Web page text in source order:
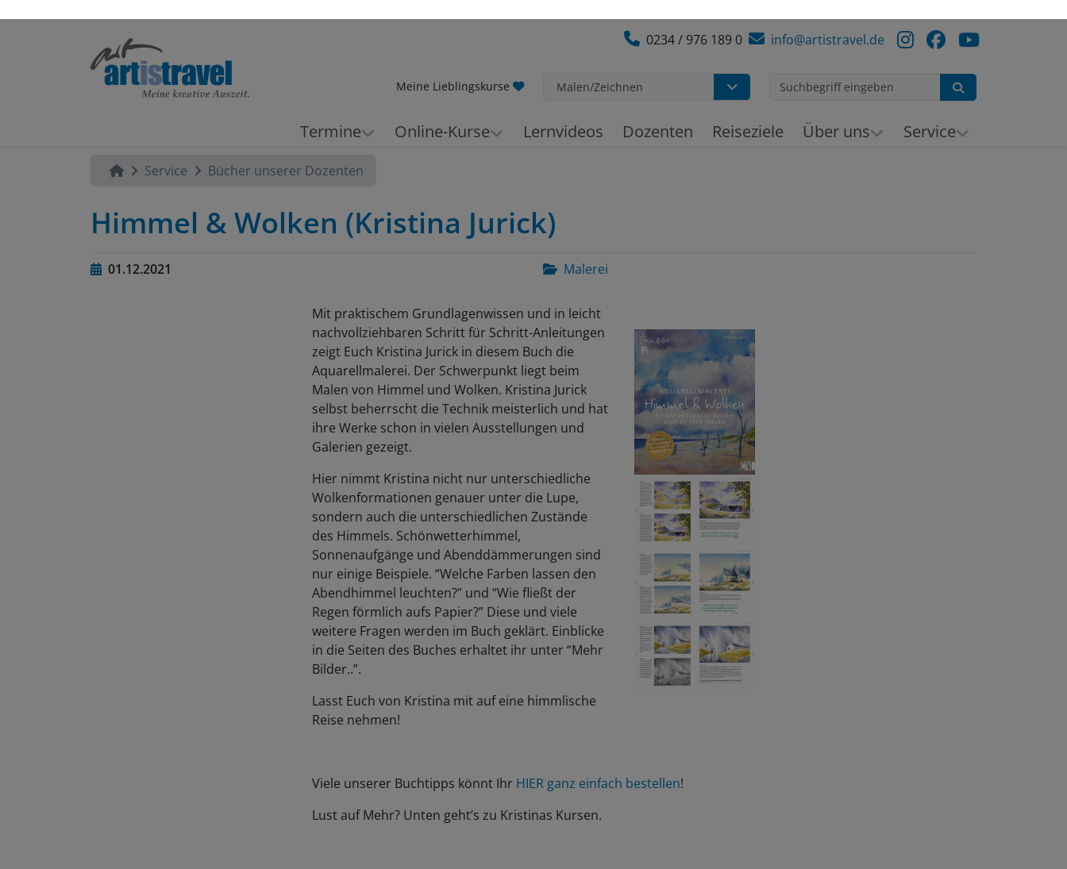
0234 / 976 189 0 info@artistravel.de
Service Bücher unserer Dozenten
Himmel & Wolken (Kristina Jurick)
01.12.2021 Malerei
Mit praktischem Grundlagenwissen und in leicht
nachvollziehbaren Schritt für Schritt-Anleitungen
zeigt Euch Kristina Jurick in diesem Buch die
Aquarellmalerei. Der Schwerpunkt liegt beim
Malen von Himmel und Wolken. Kristina Jurick
selbst beherrscht die Technik meisterlich und hat
ihre Werke schon in vielen Ausstellungen und
Galerien gezeigt.
Hier nimmt Kristina nicht nur unterschiedliche
Wolkenformationen genauer unter die Lupe,
sondern auch die unterschiedlichen Zustände
des Himmels. Schönwetterhimmel,
Sonnenaufgänge und Abenddämmerungen sind
nur einige Beispiele. “Welche Farben lassen den
Abendhimmel leuchten?” und “Wie fließt der
Regen förmlich aufs Papier?” Diese und viele
weitere Fragen werden im Buch geklärt. Einblicke
in die Seiten des Buches erhaltet ihr unter “Mehr
Bilder..”.
Lasst Euch von Kristina mit auf eine himmlische
Reise nehmen!
Viele unserer Buchtipps könnt Ihr HIER ganz einfach bestellen !
Lust auf Mehr? Unten geht’s zu Kristinas Kursen.